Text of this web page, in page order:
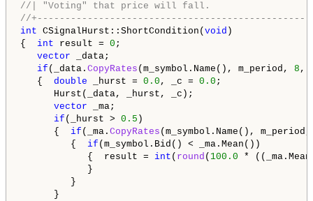
//| "Voting" that price will fall.
//
int CSignalHurst::ShortCondition( void )
{ int result = 0 ;
vector _data;
if (_data. CopyRates (m_symbol.Name(), m_period, 8 ,
{ double _hurst = 0.0 , _c = 0.0 ;
Hurst(_data, _hurst, _c);
vector _ma;
if (_hurst > 0.5 )
{ if (_ma. CopyRates (m_symbol.Name(),
{ if (m_symbol.Bid() < _ma.Mean())
{  result = int ( round ( 100.0 *
}
}
}